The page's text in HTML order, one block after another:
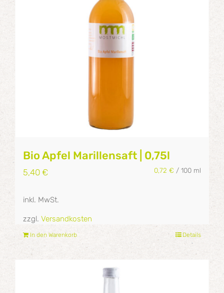
Bio Apfel Marillensaft | 0,75l
5,40 € 0,72€ /100 ml
inkl. MwSt.
zzgl. Versandkosten
In den Warenkorb Details